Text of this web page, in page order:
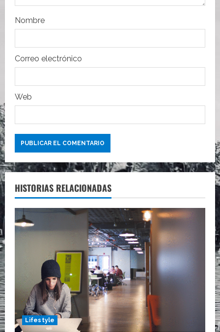
t
r
a
d
a
s
Nombre
Correo electrónico
Web
HISTORIAS RELACIONADAS
Lifestyle